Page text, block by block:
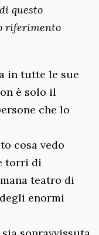
questo
riferimento
in tutte le sue
è solo il
che lo
cosa vedo
torri di
teatro di
degli enormi